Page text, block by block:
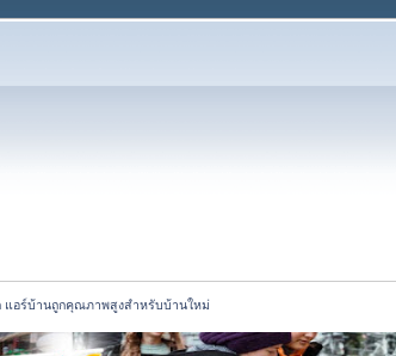
แอร์บ้านถูกคุณภาพสูงสำหรับบ้านใหม่